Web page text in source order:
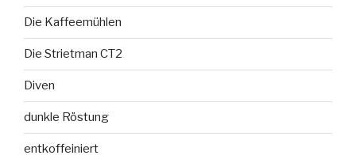
Die Kaffeemühlen
Die Strietman CT2
Diven
dunkle Röstung
entkoffeiniert